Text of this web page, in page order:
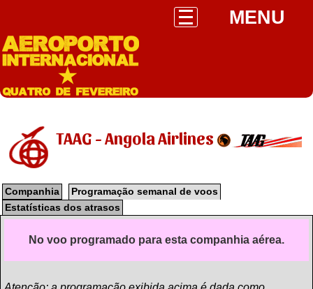
MENU
TAAG - Angola Airlines
Companhia
Programação semanal de voos
Estatísticas dos atrasos
No voo programado para esta companhia aérea.